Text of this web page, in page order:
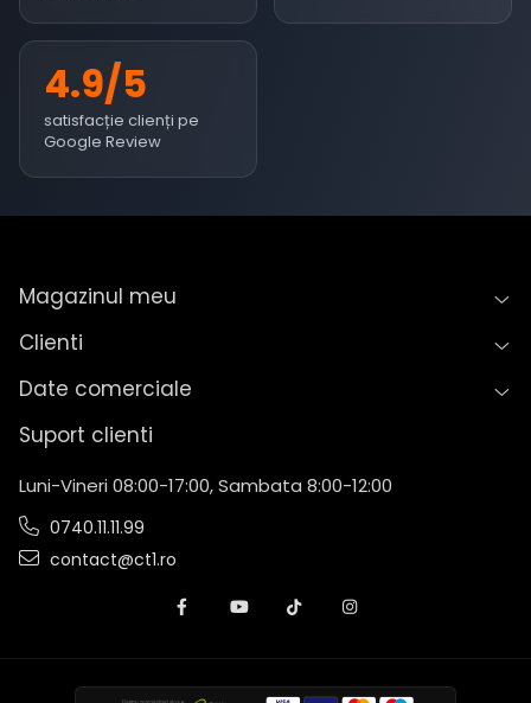
4.9/5
satisfacție clienți pe
Google Review
Magazinul meu
Clienti
Date comerciale
Suport clienti
Luni-Vineri 08:00-17:00, Sambata 8:00-12:00
0740.11.11.99
contact@ct1.ro